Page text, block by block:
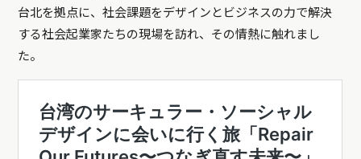
台北を拠点に、社会課題をデザインとビジネスの力で解決
する社会起業家たちの現場を訪れ、その情熱に触れまし
た。